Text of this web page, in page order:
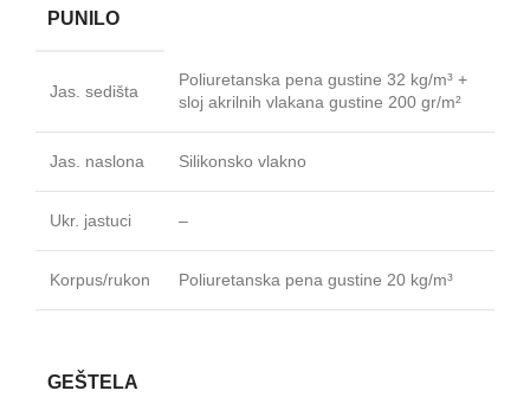
PUNILO
Jas. sedišta
Poliuretanska pena gustine 32 kg/m³ +
sloj akrilnih vlakana gustine 200 gr/m²
Jas. naslona Silikonsko vlakno
Ukr. jastuci –
Korpus/rukon Poliuretanska pena gustine 20 kg/m³
GEŠTELA